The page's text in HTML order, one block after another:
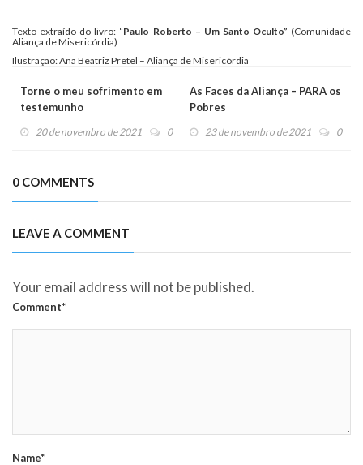
Texto extraído do livro: “Paulo Roberto – Um Santo Oculto” (Comunidade
Aliança de Misericórdia)
Ilustração: Ana Beatriz Pretel – Aliança de Misericórdia
Torne o meu sofrimento em
testemunho
20 de novembro de 2021 0
As Faces da Aliança – PARA os
Pobres
23 de novembro de 2021 0
0 COMMENTS
LEAVE A COMMENT
Your email address will not be published.
Comment*
Name*